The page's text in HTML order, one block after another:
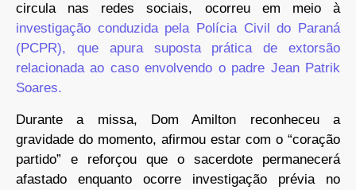
circula nas redes sociais, ocorreu em meio à
investigação conduzida pela Polícia Civil do Paraná
(PCPR), que apura suposta prática de extorsão
relacionada ao caso envolvendo o padre Jean Patrik
Soares.
Durante a missa, Dom Amilton reconheceu a
gravidade do momento, afirmou estar com o “coração
partido” e reforçou que o sacerdote permanecerá
afastado enquanto ocorre investigação prévia no